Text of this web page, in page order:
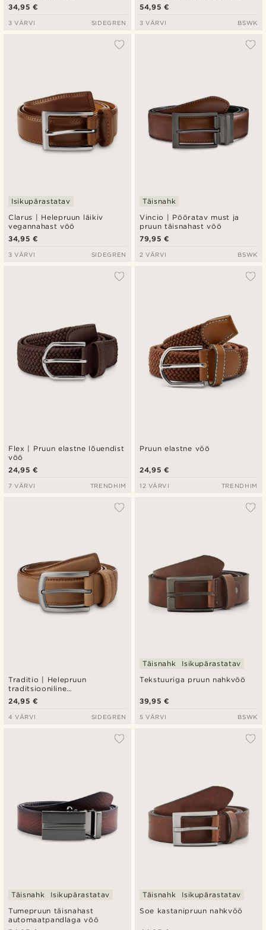
34,95 €
3 VÄRVI SIDEGREN
54,95 €
3 VÄRVI BSWK
Clarus | Helepruun läikiv
vegannahast vöö
Isikupärastatav
34,95 €
3 VÄRVI SIDEGREN
Vincio | Pööratav must ja
pruun täisnahast vöö
Täisnahk
79,95 €
2 VÄRVI BSWK
Flex | Pruun elastne lõuendist
vöö
24,95 €
7 VÄRVI TRENDHIM
Pruun elastne vöö
24,95 €
12 VÄRVI TRENDHIM
Traditio | Helepruun
traditsiooniline
veganseemisnahast vöö
24,95 €
4 VÄRVI SIDEGREN
Tekstuuriga pruun nahkvöö
Täisnahk Isikupärastatav
39,95 €
5 VÄRVI BSWK
Tumepruun täisnahast
automaatpandlaga vöö
Täisnahk Isikupärastatav
Soe kastanipruun nahkvöö
Täisnahk Isikupärastatav